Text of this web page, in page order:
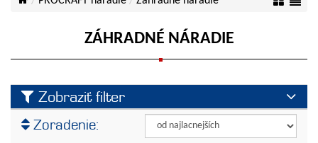
ZÁHRADNÉ NÁRADIE
Zobraziť filter
Výrobca
PROCRAFT
Zoradenie: